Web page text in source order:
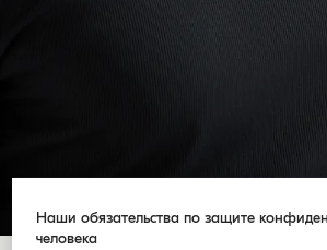
Наши обязательства по защите
человека